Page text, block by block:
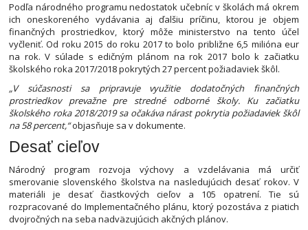
Podľa národného programu nedostatok učebníc v školách má okrem
ich oneskoreného vydávania aj ďalšiu príčinu, ktorou je objem
finančných prostriedkov, ktorý môže ministerstvo na tento účel
vyčleniť. Od roku 2015 do roku 2017 to bolo približne 6,5 milióna eur
na rok. V súlade s edičným plánom na rok 2017 bolo k začiatku
školského roka 2017/2018 pokrytých 27 percent požiadaviek škôl.
„V súčasnosti sa pripravuje využitie dodatočných finančných
prostriedkov prevažne pre stredné odborné školy. Ku začiatku
školského roka 2018/2019 sa očakáva nárast pokrytia požiadaviek škôl
na 58 percent,“objasňuje sa v dokumente.
Desať cieľov
Národný program rozvoja výchovy a vzdelávania má určiť
smerovanie slovenského školstva na nasledujúcich desať rokov. V
materiáli je desať čiastkových cieľov a 105 opatrení. Tie sú
rozpracované do Implementačného plánu, ktorý pozostáva z piatich
dvojročných na seba nadväzujúcich akčných plánov.